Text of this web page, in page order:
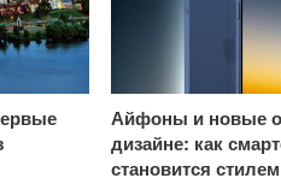
Айфоны и новые
дизайне: как
становится